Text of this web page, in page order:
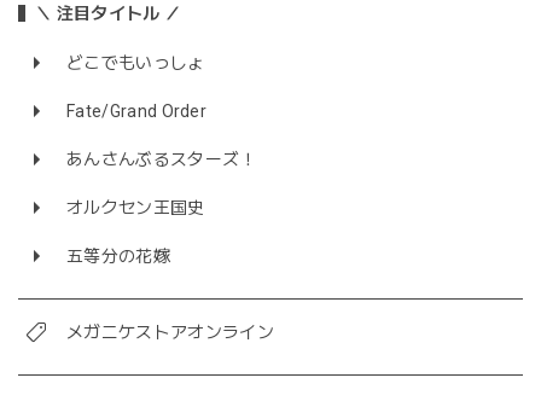
＼ 注目タイトル ／
どこでもいっしょ
Fate/Grand Order
あんさんぶるスターズ！
オルクセン王国史
五等分の花嫁
メガニケストアオンライン